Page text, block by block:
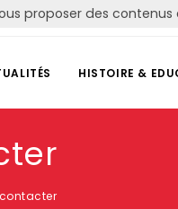
HISTOIRE &
proposer des